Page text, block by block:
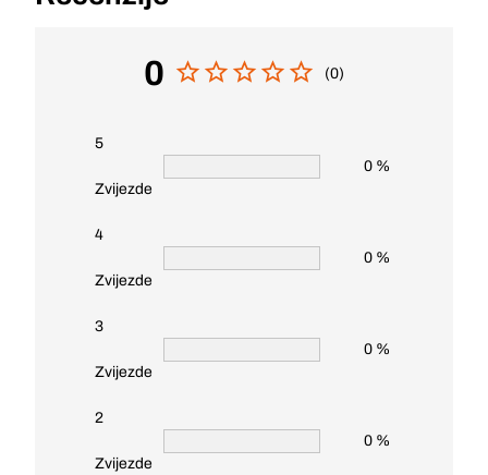
0 (0)
5
Zvijezde
0 %
4
Zvijezde
0 %
3
Zvijezde
0 %
2
Zvijezde
0 %